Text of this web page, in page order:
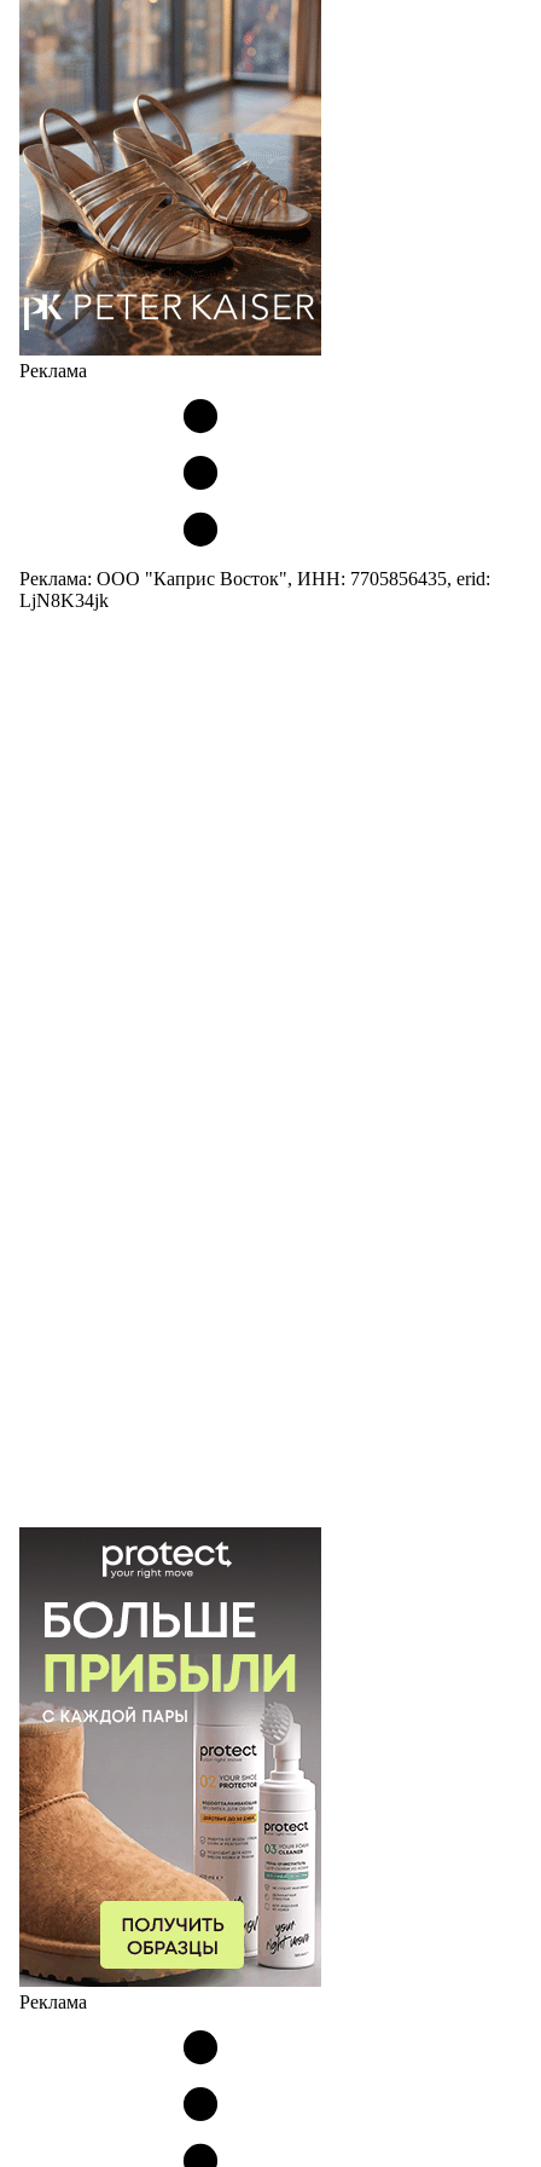
Co., Ltd., основанная в 2011 году и расположенная в
Гуанчжоу, столице моды Китая, является
профессиональной обувной компанией,
объединяющей разработку, производство и…
07.08.2026 805
Реклама
Реклама: ООО "Каприс Восток", ИНН: 7705856435, erid:
LjN8K34jk
Реклама